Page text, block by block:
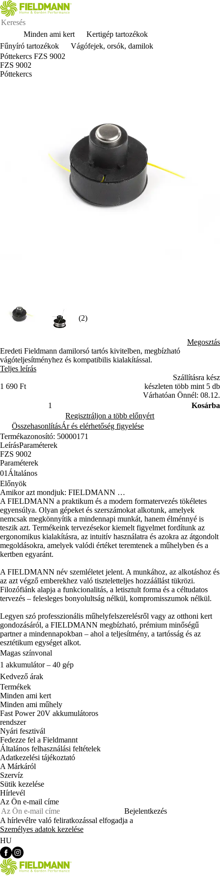
Minden ami kert
Kertigép tartozékok
Fűnyíró tartozékok
Vágófejek, orsók, damilok
Póttekercs FZS 9002
FZS 9002
Póttekercs
(2)
Megosztás
Eredeti Fieldmann damilorsó tartós kivitelben, megbízható
vágóteljesítményhez és kompatibilis kialakítással.
Teljes leírás
1 690 Ft
Szállításra kész
készleten több mint 5 db
Várhatóan Önnél: 08.12.
Kosárba
Regisztráljon a több előnyért
ÖsszehasonlításÁr és elérhetőség figyelése
Termékazonosító: 50000171
LeírásParaméterek
FZS 9002
Paraméterek
01 Általános
Előnyök
Amikor azt mondjuk: FIELDMANN …
A FIELDMANN a praktikum és a modern formatervezés tökéletes
egyensúlya. Olyan gépeket és szerszámokat alkotunk, amelyek
nemcsak megkönnyítik a mindennapi munkát, hanem élménnyé is
teszik azt. Termékeink tervezésekor kiemelt figyelmet fordítunk az
ergonomikus kialakításra, az intuitív használatra és azokra az átgondolt
megoldásokra, amelyek valódi értéket teremtenek a műhelyben és a
kertben egyaránt.
A FIELDMANN név szemléletet jelent. A munkához, az alkotáshoz és
az azt végző emberekhez való tiszteletteljes hozzáállást tükrözi.
Filozófiánk alapja a funkcionalitás, a letisztult forma és a céltudatos
tervezés – felesleges bonyolultság nélkül, kompromisszumok nélkül.
Legyen szó professzionális műhelyfelszerelésről vagy az otthoni kert
gondozásáról, a FIELDMANN megbízható, prémium minőségű
partner a mindennapokban – ahol a teljesítmény, a tartósság és az
esztétikum egységet alkot.
Magas színvonal
1 akkumulátor – 40 gép
Kedvező árak
Termékek
Minden ami kert
Minden ami műhely
Fast Power 20V akkumulátoros
rendszer
Nyári fesztivál
Fedezze fel a Fieldmannt
Általános felhasználási feltételek
Adatkezelési tájékoztató
A Márkáról
Szervíz
Sütik kezelése
Hírlevél
Az Ön e-mail címe
Bejelentkezés
A hírlevélre való feliratkozással elfogadja a
Személyes adatok kezelése
HU